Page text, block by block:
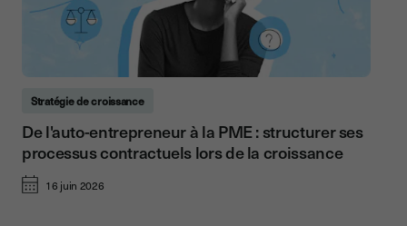
Stratégie de croissance
De l'auto-entrepreneur à la PME : structurer ses
processus contractuels lors de la croissance
16 juin 2026